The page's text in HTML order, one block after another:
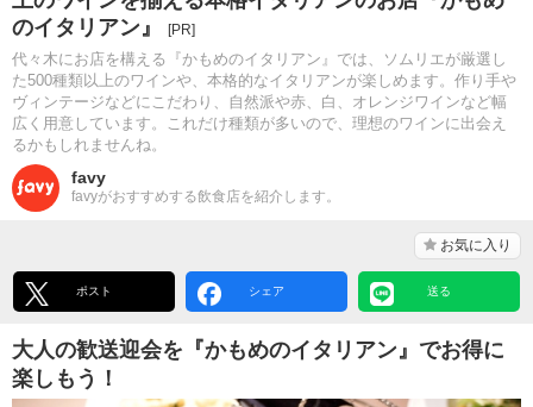
のイタリアン』
[PR]
代々木にお店を構える『かもめのイタリアン』では、ソムリエが厳選し
た500種類以上のワインや、本格的なイタリアンが楽しめます。作り手や
ヴィンテージなどにこだわり、自然派や赤、白、オレンジワインなど幅
広く用意しています。これだけ種類が多いので、理想のワインに出会え
るかもしれませんね。
favy
favyがおすすめする飲食店を紹介します。
お気に入り
ポスト シェア 送る
大人の歓送迎会を『かもめのイタリアン』でお得に
楽しもう！